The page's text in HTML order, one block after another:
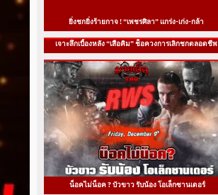
ยิ่งชกยิ่งร้ายกาจ ! “เพชรศิลา” แกร่ง-เก่ง-กล้า
เจาะลึกเบื้องหลัง “เสือคิม” ช็อควงการเลิกชกตลอดชีพ
น็อคไม่น็อค ? บัวขาว รับน้อง โอเล็กซานเดอร์